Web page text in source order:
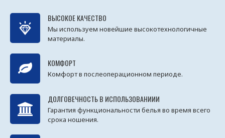
ВЫСОКОЕ КАЧЕСТВО
Мы используем новейшие высокотехнологичные
материалы.
КОМФОРТ
Комфорт в послеоперационном периоде.
ДОЛГОВЕЧНОСТЬ В ИСПОЛЬЗОВАНИИИ
Гарантия функциональности белья во время всего
срока ношения.